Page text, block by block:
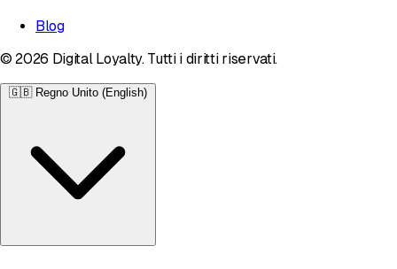
Blog
© 2026 Digital Loyalty. Tutti i diritti riservati.
🇬🇧 Regno Unito (English)